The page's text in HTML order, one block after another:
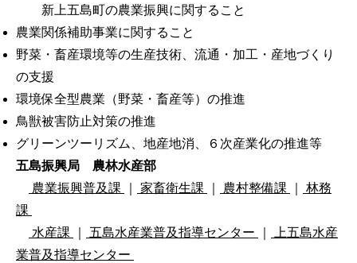
新上五島町の農業振興に関すること
農業関係補助事業に関すること
野菜・畜産環境等の生産技術、流通・加工・産地づくり
の支援
環境保全型農業（野菜・畜産等）の推進
鳥獣被害防止対策の推進
グリーンツーリズム、地産地消、６次産業化の推進等
五島振興局 農林水産部
農業振興普及課
家畜衛生課 農村整備課
林務
課
水産課
五島水産業普及指導センター
上五島水産
業普及指導センター